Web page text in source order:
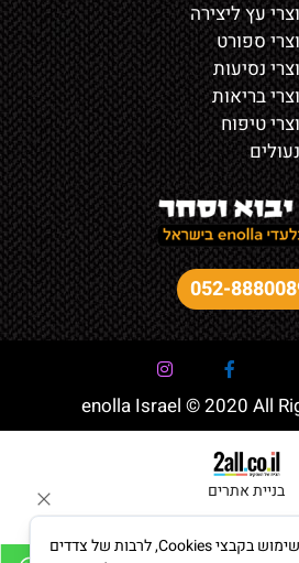
עץ ליצירה
ספורט
נסיעות
בריאות
טיפוח
enolla Israel © 2020 All
בניית אתרים
לידיעתך, באתרנו נעשה שימוש בקבצי Cookies, לרבות של צדדים